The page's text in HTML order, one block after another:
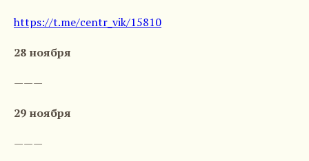
https://t.me/centr_vik/15810
28 ноября
———
29 ноября
———